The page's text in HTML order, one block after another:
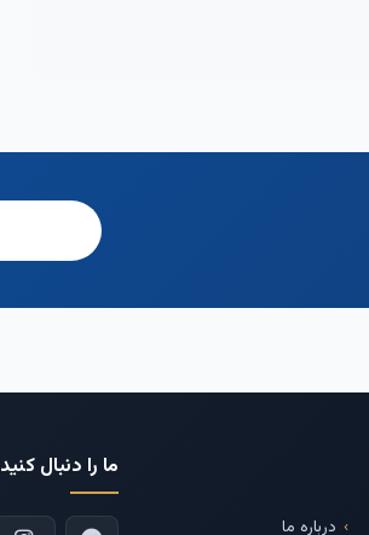
درباره ما
ما را دنبال کنید